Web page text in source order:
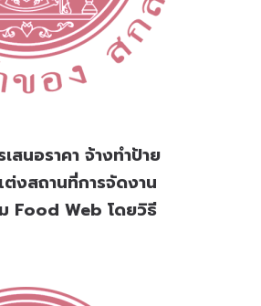
สนอราคา จ้างทำป้าย
งสถานที่การจัดงาน
Food Web โดยวิธี